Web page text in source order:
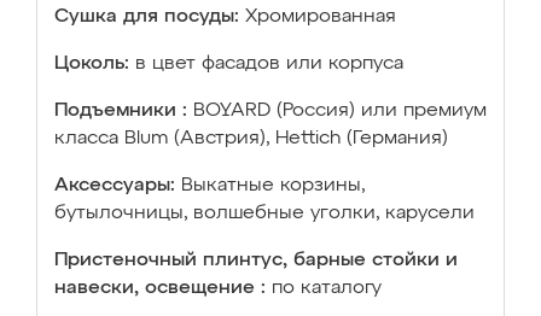
Сушка для посуды: Хромированная
Цоколь: в цвет фасадов или корпуса
Подъемники : BOYARD (Россия) или премиум
класса Blum (Австрия), Hettich (Германия)
Аксессуары: Выкатные корзины,
бутылочницы, волшебные уголки, карусели
Пристеночный плинтус, барные стойки и
навески, освещение : по каталогу